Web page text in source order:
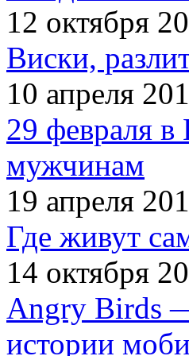
12 октября
Виски,
10 апреля
29 февраля
мужчинам
19 апреля
Где живут
14 октября
Angry Birds
истории